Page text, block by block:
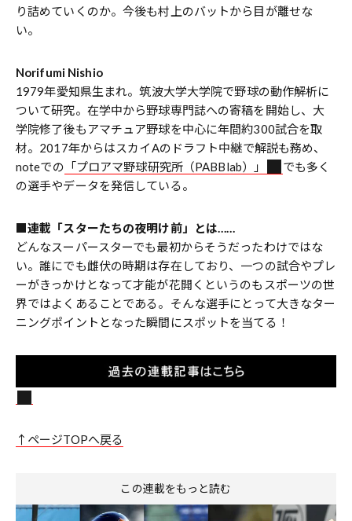
り詰めていくのか。今後も村上のバットから目が離せな
い。
Norifumi Nishio
1979年愛知県生まれ。筑波大学大学院で野球の動作解析に
ついて研究。在学中から野球専門誌への寄稿を開始し、大
学院修了後もアマチュア野球を中心に年間約300試合を取
材。2017年からはスカイAのドラフト中継で解説も務め、
noteでの 「プロアマ野球研究所（PABBlab）」
でも多く
の選手やデータを発信している。
■連載「スターたちの夜明け前」とは……
どんなスーパースターでも最初からそうだったわけではな
い。誰にでも雌伏の時期は存在しており、一つの試合やプレ
ーがきっかけとなって才能が花開くというのもスポーツの世
界ではよくあることである。そんな選手にとって大きなター
ニングポイントとなった瞬間にスポットを当てる！
↑ページTOPへ戻る
この連載をもっと読む